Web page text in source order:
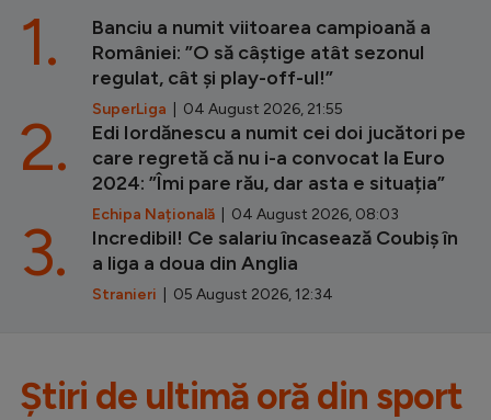
Banciu a numit viitoarea campioană a
României: ”O să câștige atât sezonul
regulat, cât și play-off-ul!”
SuperLiga | 04 August 2026, 21:55
1.
Edi Iordănescu a numit cei doi jucători pe
care regretă că nu i-a convocat la Euro
2024: ”Îmi pare rău, dar asta e situația”
Echipa Națională | 04 August 2026, 08:03
2.
Incredibil! Ce salariu încasează Coubiș în
a liga a doua din Anglia
Stranieri | 05 August 2026, 12:34
3.
Știri de ultimă oră din sport